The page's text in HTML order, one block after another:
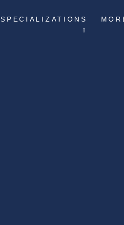
SPECIALIZATIONS